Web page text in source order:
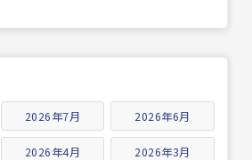
2026年7月 2026年6月
2026年4月 2026年3月